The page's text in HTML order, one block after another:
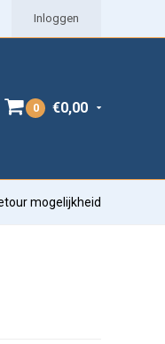
Inloggen
0 €0,00
mogelijkheid